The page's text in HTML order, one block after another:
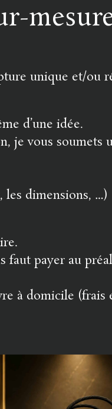
unique et/ou
d’une idée.
je vous soumets
les dimensions, …)
faut payer au
à domicile (frais